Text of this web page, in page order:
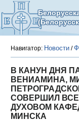
Навигатор: Новости /
В КАНУН ДНЯ
ВЕНИАМИНА,
СОВЕРШИЛ
ДУХОВОМ
МИНСКА